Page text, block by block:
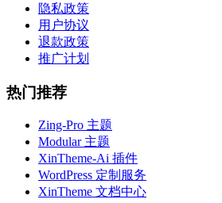
隐私政策
用户协议
退款政策
推广计划
热门推荐
Zing-Pro 主题
Modular 主题
XinTheme-Ai 插件
WordPress 定制服务
XinTheme 文档中心